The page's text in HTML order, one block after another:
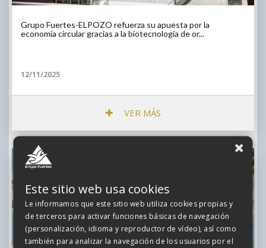
Grupo Fuertes-ELPOZO refuerza su apuesta por la
economía circular gracias a la biotecnología de or...
12/11/2025
VER MÁS
Este sitio web usa cookies
Le informamos que este sitio web utiliza cookies propias y
de terceros para activar funciones básicas de navegación
(personalización, idioma y reproductor de vídeo), así como
también para analizar la navegación de los usuarios por el